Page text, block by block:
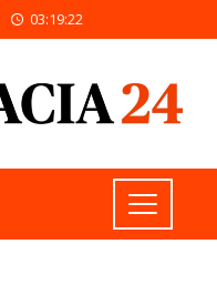
03:19:23